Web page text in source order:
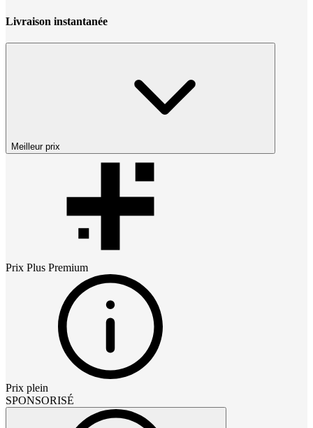
Livraison instantanée
Meilleur prix
Prix Plus Premium
Prix plein
SPONSORISÉ